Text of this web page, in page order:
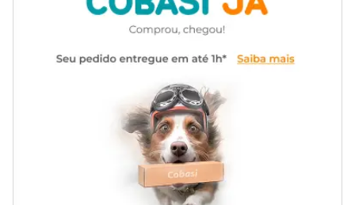
Informações Nutricionais
Umidade (Máx): 60g/kg
Proteína Bruta (Mín): 475g/kg
Extrato Etéreo (Mín): 65g/kg
Matéria Mineral (Máx): 105g/kg